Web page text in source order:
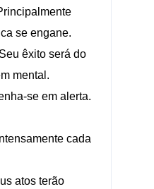
se engane.
êxito será do
mental.
se em alerta.
cada
atos terão